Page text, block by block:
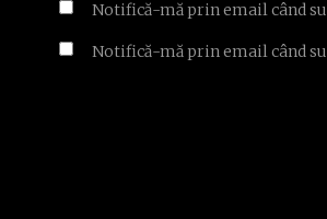
Notifică-mă prin email când
Notifică-mă prin email când